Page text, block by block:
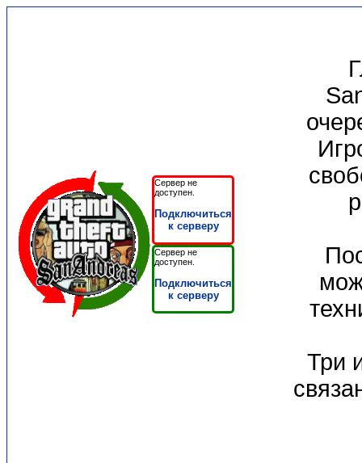
Сервер не
доступен.
Подключиться
к серверу
Сервер не
доступен.
Подключиться
к серверу
Три